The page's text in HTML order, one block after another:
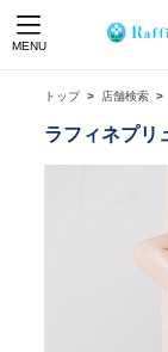
MENU
トップ 店舗検索
ラフィネプリ